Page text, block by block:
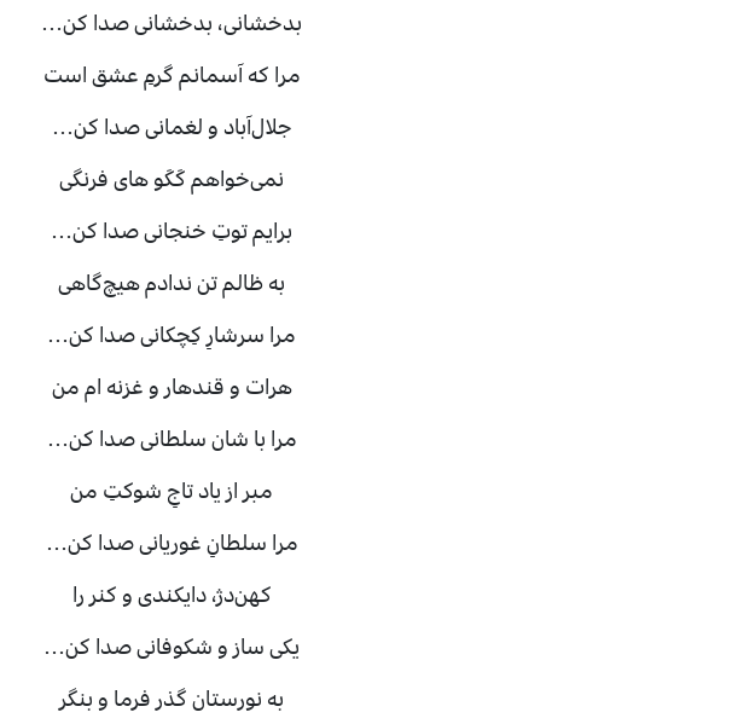
بدخشانی، بدخشانی صدا کن…
مرا که آسمانم گرمِ عشق است
جلال‌آباد و لغمانی صدا کن…
نمی‌خواهم کَکَو های فرنگی
برایم توتِ خنجانی‌ صدا کن…
به ظالم تن ندادم هیچ‌گاهی
مرا سرشارِ کِچکانی صدا کن…
هرات و قندهار و غزنه ام من
مرا با شان سلطانی صدا کن…
مبر از یاد تاجِ شوکتِ من
مرا سلطانِ غوریانی صدا کن…
کهن‌دژ، دایکندی و کنر را
یکی ساز و شکوفانی صدا کن…
به نورستان گذر فرما و بنگر